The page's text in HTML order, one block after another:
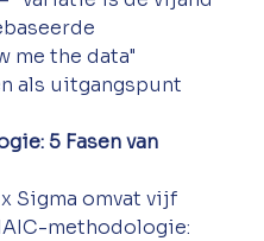
me the data"
als uitgangspunt
5 Fasen van
Sigma omvat vijf
methodologie: